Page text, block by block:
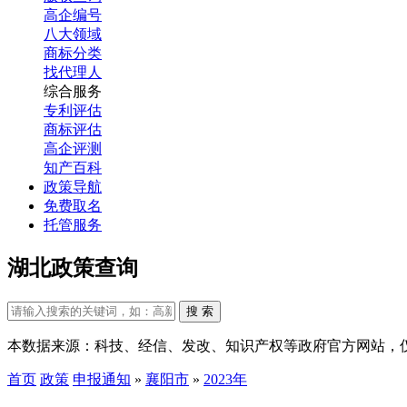
高企编号
八大领域
商标分类
找代理人
综合服务
专利评估
商标评估
高企评测
知产百科
政策导航
免费取名
托管服务
湖北政策查询
搜 索
本数据来源：科技、经信、发改、知识产权等政府官方网站，
首页 政策 申报通知 » 襄阳市 » 2023年